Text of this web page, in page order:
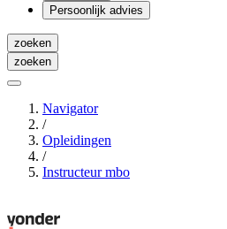
Persoonlijk advies
zoeken
zoeken
Navigator
/
Opleidingen
/
Instructeur mbo